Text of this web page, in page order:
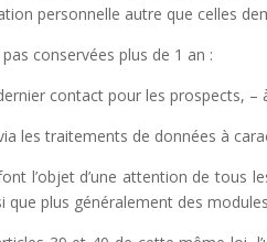
personnelle autre que celles
conservées plus de 1 an :
contact pour les prospects,
les traitements de données à
l’objet d’une attention de tous
plus généralement des